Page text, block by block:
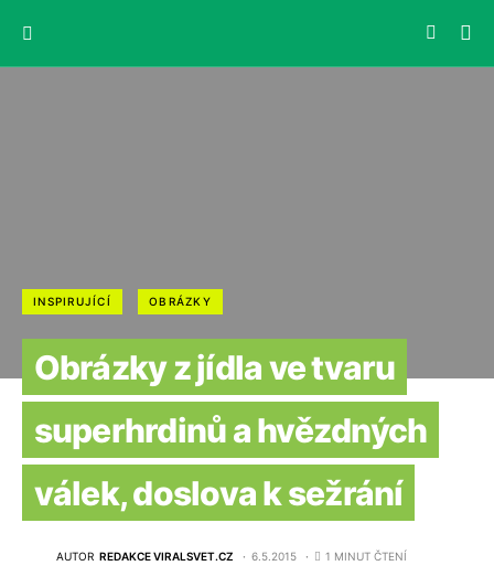
INSPIRUJÍCÍ OBRÁZKY
Obrázky z jídla ve tvaru
superhrdinů a hvězdných
válek, doslova k sežrání
AUTOR REDAKCE VIRALSVET.CZ 6.5.2015 1 MINUT ČTENÍ